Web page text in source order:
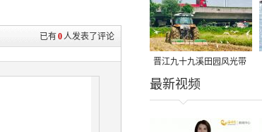
已有0人发表了评论
晋江九十九溪田园风光带
千亩早稻迎来成熟收割季
最新视频